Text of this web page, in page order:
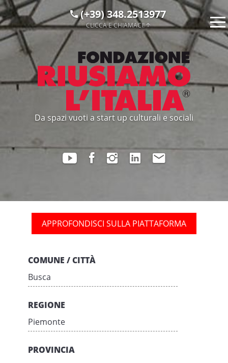
(+39) 348.2513977
CLICCA E CHIAMACI!
Da spazi vuoti a start up culturali e sociali
APPROFONDISCI SULLA PIATTAFORMA
COMUNE / CITTÀ
Busca
REGIONE
Piemonte
PROVINCIA